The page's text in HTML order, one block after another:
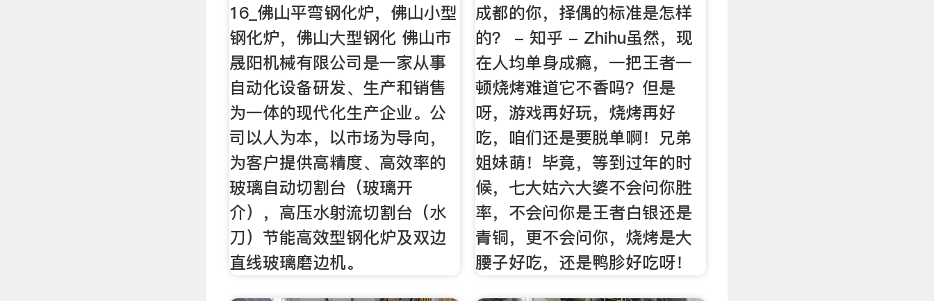
16_佛山平弯钢化炉，佛山小型
钢化炉，佛山大型钢化 佛山市
晟阳机械有限公司是一家从事
自动化设备研发、生产和销售
为一体的现代化生产企业。公
司以人为本，以市场为导向，
为客户提供高精度、高效率的
玻璃自动切割台（玻璃开
介），高压水射流切割台（水
刀）节能高效型钢化炉及双边
直线玻璃磨边机。
成都的你，择偶的标准是怎样
的？ - 知乎 - Zhihu虽然，现
在人均单身成瘾，一把王者一
顿烧烤难道它不香吗？但是
呀，游戏再好玩，烧烤再好
吃，咱们还是要脱单啊！兄弟
姐妹萌！毕竟，等到过年的时
候，七大姑六大婆不会问你胜
率，不会问你是王者白银还是
青铜，更不会问你，烧烤是大
腰子好吃，还是鸭胗好吃呀！